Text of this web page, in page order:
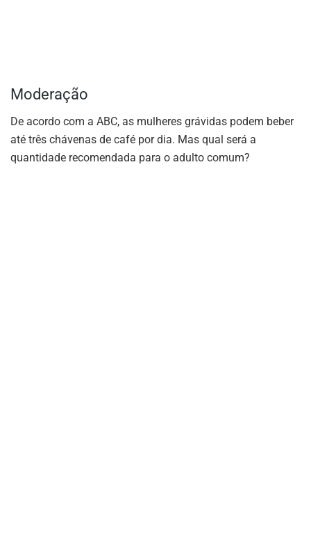
Moderação
De acordo com a ABC, as mulheres grávidas podem beber
até três chávenas de café por dia. Mas qual será a
quantidade recomendada para o adulto comum?